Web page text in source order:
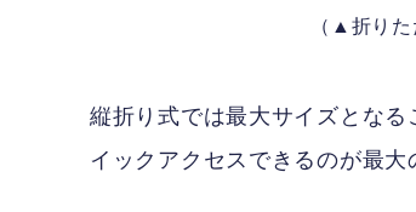
（▲折り
縦折り式では最大サイズとな
イックアクセスできるのが最大